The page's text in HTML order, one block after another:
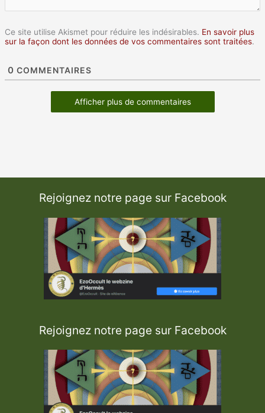
Ce site utilise Akismet pour réduire les indésirables. En savoir plus
sur la façon dont les données de vos commentaires sont traitées.
0 COMMENTAIRES
Afficher plus de commentaires
Rejoignez notre page sur Facebook
Rejoignez notre page sur Facebook